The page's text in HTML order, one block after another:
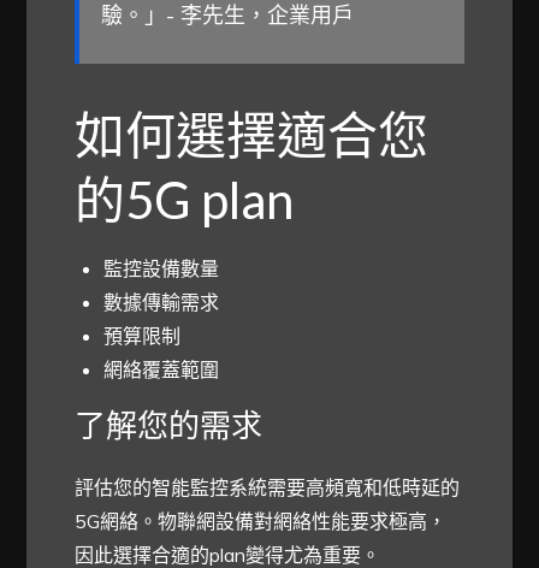
驗。」- 李先生，企業用戶
如何選擇適合您
的5G plan
監控設備數量
數據傳輸需求
預算限制
網絡覆蓋範圍
了解您的需求
評估您的智能監控系統需要高頻寬和低時延的
5G網絡。物聯網設備對網絡性能要求極高，
因此選擇合適的plan變得尤為重要。